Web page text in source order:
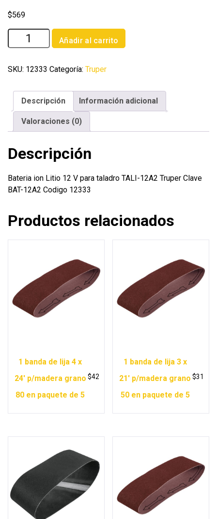
$569
Bateria
ion
12
para
taladro
TALI-
12A2
cantidad
Añadir al carrito
SKU: 12333 Categoría: Truper
Descripción Información adicional
Valoraciones (0)
Descripción
Bateria ion Litio 12 V para taladro TALI-12A2 Truper Clave
BAT-12A2 Codigo 12333
Productos relacionados
1 banda de lija 4 x
24′ p/madera grano
80 en paquete de 5
$42
1 banda de lija 3 x
21′ p/madera grano
50 en paquete de 5
$31